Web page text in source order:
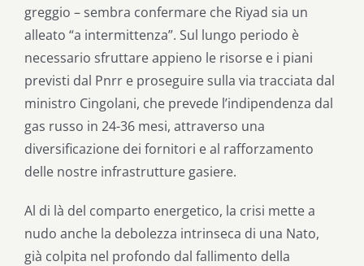
greggio – sembra confermare che Riyad sia un
alleato “a intermittenza”. Sul lungo periodo è
necessario sfruttare appieno le risorse e i piani
previsti dal Pnrr e proseguire sulla via tracciata dal
ministro Cingolani, che prevede l’indipendenza dal
gas russo in 24-36 mesi, attraverso una
diversificazione dei fornitori e al rafforzamento
delle nostre infrastrutture gasiere.
Al di là del comparto energetico, la crisi mette a
nudo anche la debolezza intrinseca di una Nato,
già colpita nel profondo dal fallimento della